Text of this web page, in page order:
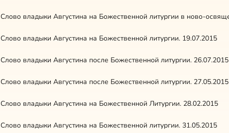
Слово владыки Августина на Божественной литургии. 19.07.2015
Слово владыки Августина после Божественной литургии. 26.07.2015
Слово владыки Августина после Божественной литургии. 27.05.2015
Слово владыки Августина на Божественной Литургии. 28.02.2015
Слово владыки Августина на Божественной литургии. 31.05.2015